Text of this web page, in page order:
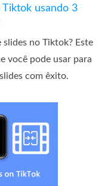
usando 3
no Tiktok? Este
você pode usar para
com êxito.